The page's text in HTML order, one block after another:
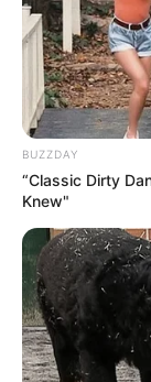
BUZZDAY
“Classic Dirty
Knew"